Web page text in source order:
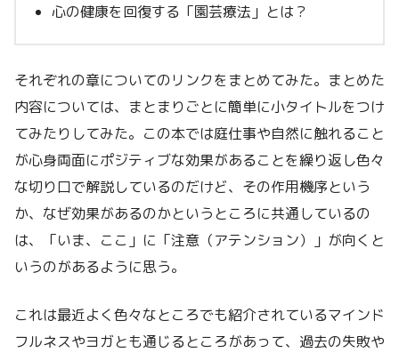
心の健康を回復する「園芸療法」とは？
それぞれの章についてのリンクをまとめてみた。まとめた
内容については、まとまりごとに簡単に小タイトルをつけ
てみたりしてみた。この本では庭仕事や自然に触れること
が心身両面にポジティブな効果があることを繰り返し色々
な切り口で解説しているのだけど、その作用機序という
か、なぜ効果があるのかというところに共通しているの
は、「いま、ここ」に「注意（アテンション）」が向くと
いうのがあるように思う。
これは最近よく色々なところでも紹介されているマインド
フルネスやヨガとも通じるところがあって、過去の失敗や